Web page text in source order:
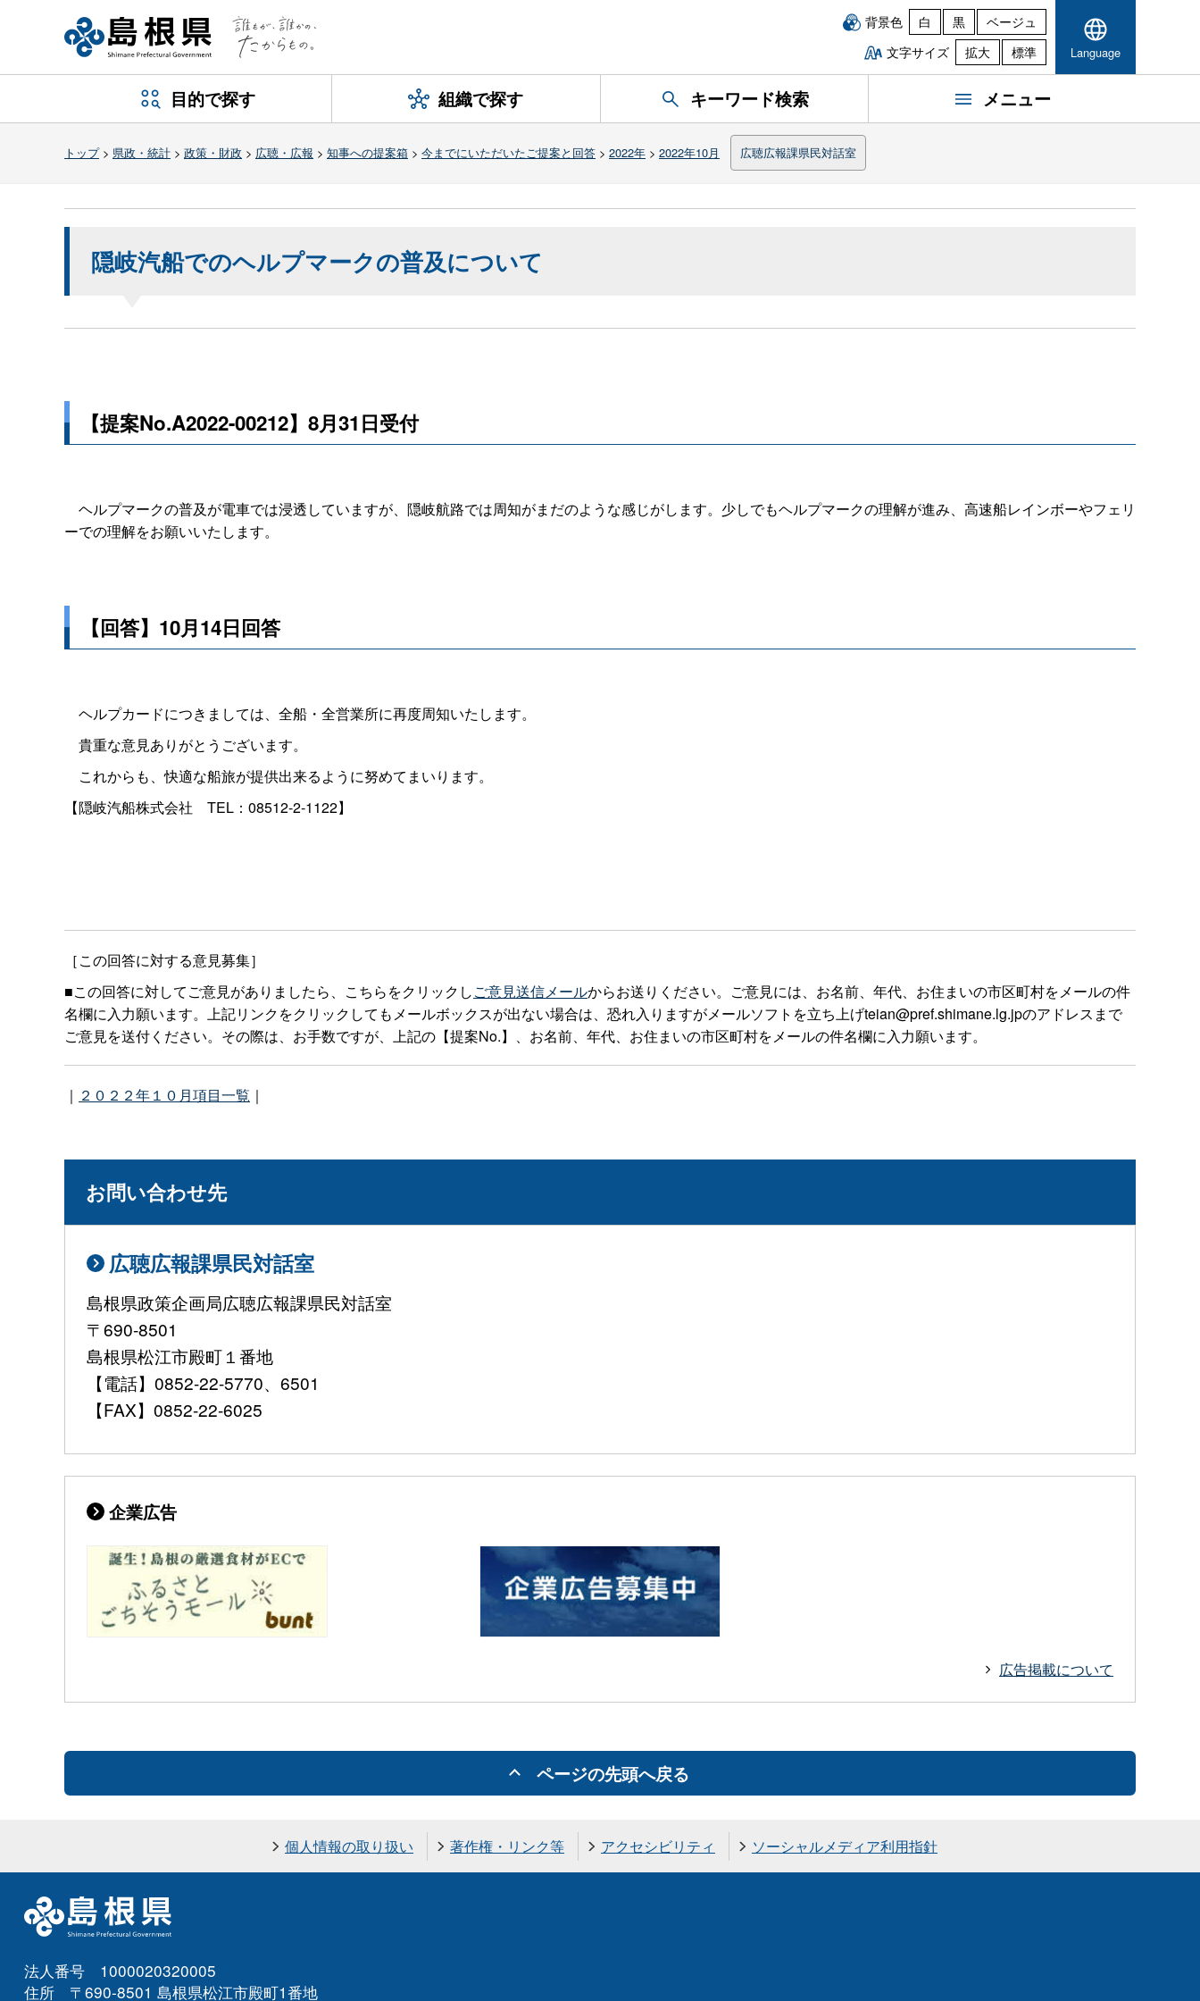
背景色 白 黒
ベージュ
文字サイズ
拡大 標準 Language
目的で探す 組織で探す キーワード検索 メニュー
トップ> 県政・統計 > 政策・財政 > 広聴・広報 > 知事への提案箱 > 今までにいただいたご提案と回答 > 2022年 > 2022年10月 広聴広報課県民対話室
隠岐汽船でのヘルプマークの普及について
【提案No.A2022-00212】8月31日受付
ヘルプマークの普及が電車では浸透していますが、隠岐航路では周知がまだのような感じがします。少しでもヘルプマークの理解が進み、高速船レインボーやフェリ
ーでの理解をお願いいたします。
【回答】10月14日回答
ヘルプカードにつきましては、全船・全営業所に再度周知いたします。
貴重な意見ありがとうございます。
これからも、快適な船旅が提供出来るように努めてまいります。
【隠岐汽船株式会社 TEL：08512-2-1122】
［この回答に対する意見募集］
■この回答に対してご意見がありましたら、こちらをクリックしご意見送信メールからお送りください。ご意見には、お名前、年代、お住まいの市区町村をメールの件
名欄に入力願います。上記リンクをクリックしてもメールボックスが出ない場合は、恐れ入りますがメールソフトを立ち上げteian@pref.shimane.lg.jpのアドレスまで
ご意見を送付ください。その際は、お手数ですが、上記の【提案No.】、お名前、年代、お住まいの市区町村をメールの件名欄に入力願います。
｜ ２０２２年１０月項目一覧 ｜
お問い合わせ先
広聴広報課県民対話室
島根県政策企画局広聴広報課県民対話室
〒690-8501
島根県松江市殿町１番地
【電話】0852-22-5770、6501
【FAX】0852-22-6025
企業広告
広告掲載について
ページの先頭へ戻る
個人情報の取り扱い 著作権・リンク等 アクセシビリティ ソーシャルメディア利用指針
法人番号 1000020320005
住所 〒690-8501 島根県松江市殿町1番地